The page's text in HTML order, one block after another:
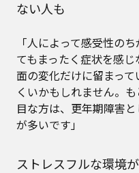
ない人も
「人によって感受性の
てもまったく症状を感
面の変化だけに留まっ
くいかもしれません。
目な方は、更年期障害
が多いです」
ストレスフルな環境